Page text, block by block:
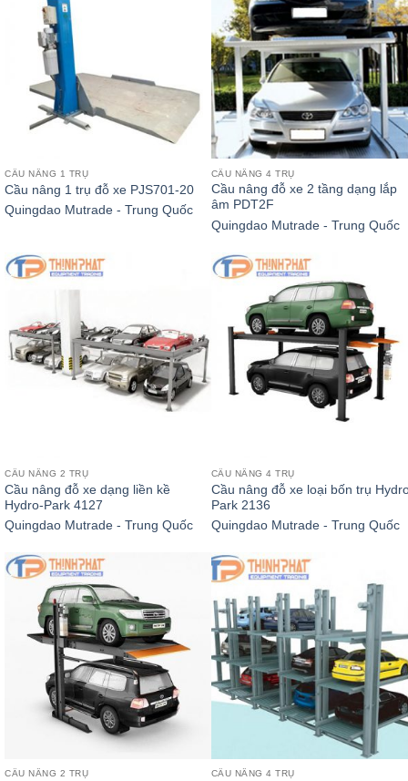
CẦU NÂNG 1 TRỤ
Cầu nâng 1 trụ đỗ xe PJS701-20
Quingdao Mutrade - Trung Quốc
CẦU NÂNG 4 TRỤ
Cầu nâng đỗ xe 2 tầng dạng lắp
âm PDT2F
Quingdao Mutrade - Trung Quốc
CẦU NÂNG 2 TRỤ
Cầu nâng đỗ xe dạng liền kề
Hydro-Park 4127
Quingdao Mutrade - Trung Quốc
CẦU NÂNG 4 TRỤ
Cầu nâng đỗ xe loại bốn trụ
Park 2136
Quingdao Mutrade - Trung Quốc
CẦU NÂNG 2 TRỤ CẦU NÂNG 4 TRỤ